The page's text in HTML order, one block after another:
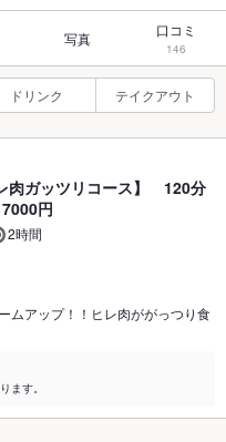
写真 口コミ
146
ドリンク テイクアウト
肉ガッツリコース】 120分
円
2時間
ムアップ！！ヒレ肉ががっつり食
ます。